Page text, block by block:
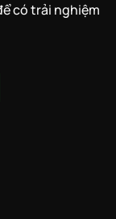
có trải nghiệm